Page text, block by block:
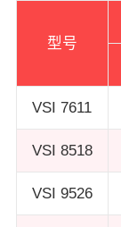
型号
VSI 7611
VSI 8518
VSI 9526